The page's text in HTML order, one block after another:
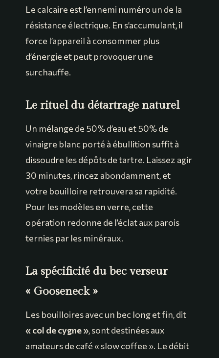
Le calcaire est l’ennemi numéro un de la
résistance électrique. En s’accumulant, il
force l’appareil à consommer plus
d’énergie et peut provoquer une
surchauffe.
Le rituel du détartrage naturel
Un mélange de 50% d’eau et 50% de
vinaigre blanc porté à ébullition suffit à
dissoudre les dépôts de tartre. Laissez agir
30 minutes, rincez abondamment, et
votre bouilloire retrouvera sa rapidité.
Pour les modèles en verre, cette
opération redonne de l’éclat aux parois
ternies par les minéraux.
La spécificité du bec verseur
« Gooseneck »
Les bouilloires avec un bec long et fin, dit
« col de cygne », sont destinées aux
amateurs de café « slow coffee ». Le débit